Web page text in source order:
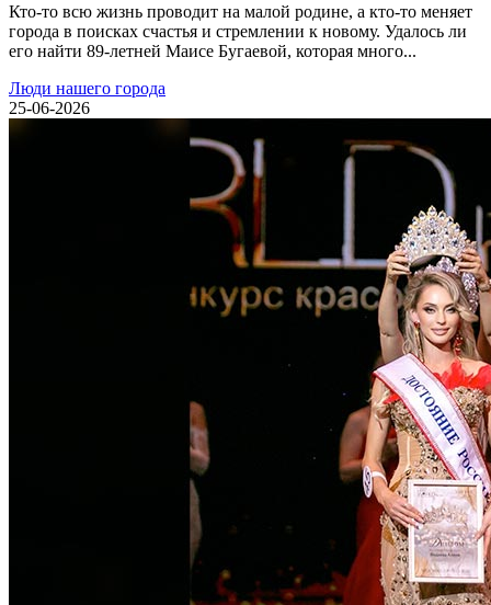
Кто-то всю жизнь проводит на малой родине, а кто-то меняет
города в поисках счастья и стремлении к новому. Удалось ли
его найти 89-летней Маисе Бугаевой, которая много...
Люди нашего города
25-06-2026